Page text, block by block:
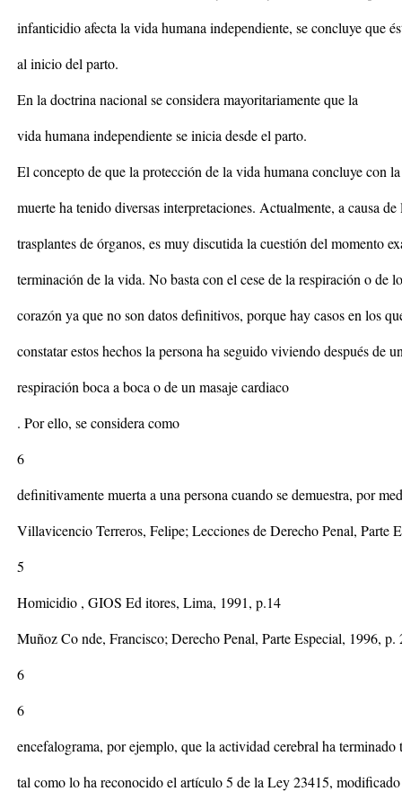
infanticidio afecta la vida humana independiente, se concluye que
al inicio del parto.
En la doctrina nacional se considera mayoritariamente que la
vida humana independiente se inicia desde el parto.
El concepto de que la protección de la vida humana concluye con la
muerte ha tenido diversas interpretaciones. Actualmente, a causa de
trasplantes de órganos, es muy discutida la cuestión del momento
terminación de la vida. No basta con el cese de la respiración o de
corazón ya que no son datos definitivos, porque hay casos en los
constatar estos hechos la persona ha seguido viviendo después de
respiración boca a boca o de un masaje cardiaco
. Por ello, se considera como
6
definitivamente muerta a una persona cuando se demuestra, por
Villavicencio Terreros, Felipe; Lecciones de Derecho Penal, Parte
5
Homicidio , GIOS Ed itores, Lima, 1991, p.14
Muñoz Co nde, Francisco; Derecho Penal, Parte Especial, 1996, p.
6
6
encefalograma, por ejemplo, que la actividad cerebral ha terminado
tal como lo ha reconocido el artículo 5 de la Ley 23415,